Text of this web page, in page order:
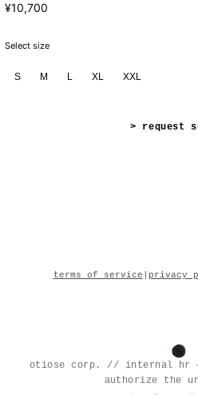
¥10,700
Select size
S M L XL XXL
> request
terms of service privacy
otiose corp. // internal hr —
authorize the